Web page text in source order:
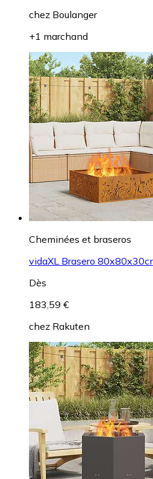
chez Boulanger
+1 marchand
Cheminées et braseros
vidaXL Brasero
Dès
183,59 €
chez Rakuten